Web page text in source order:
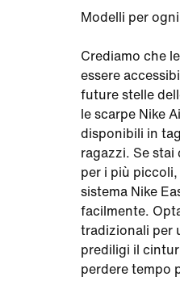
Modelli per
Crediamo che
essere
future stelle
le scarpe Nike
disponibili in
ragazzi. Se stai
per i più piccoli,
sistema Nike
facilmente.
tradizionali per
prediligi il
perdere tempo